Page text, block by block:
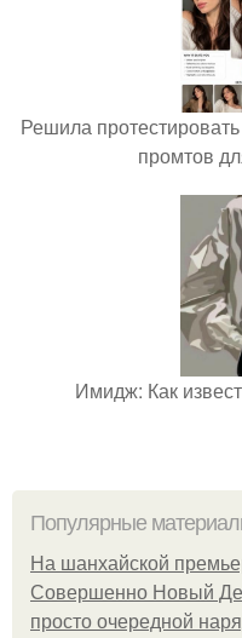
Решила
промтов
Имидж: Как
Популярные
На шанхайской
Совершенно Новый
просто очередной